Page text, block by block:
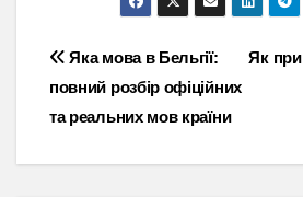
Навігація
записів
Як
Яка мова в Бельгії:
повний розбір офіційних
та реальних мов країни